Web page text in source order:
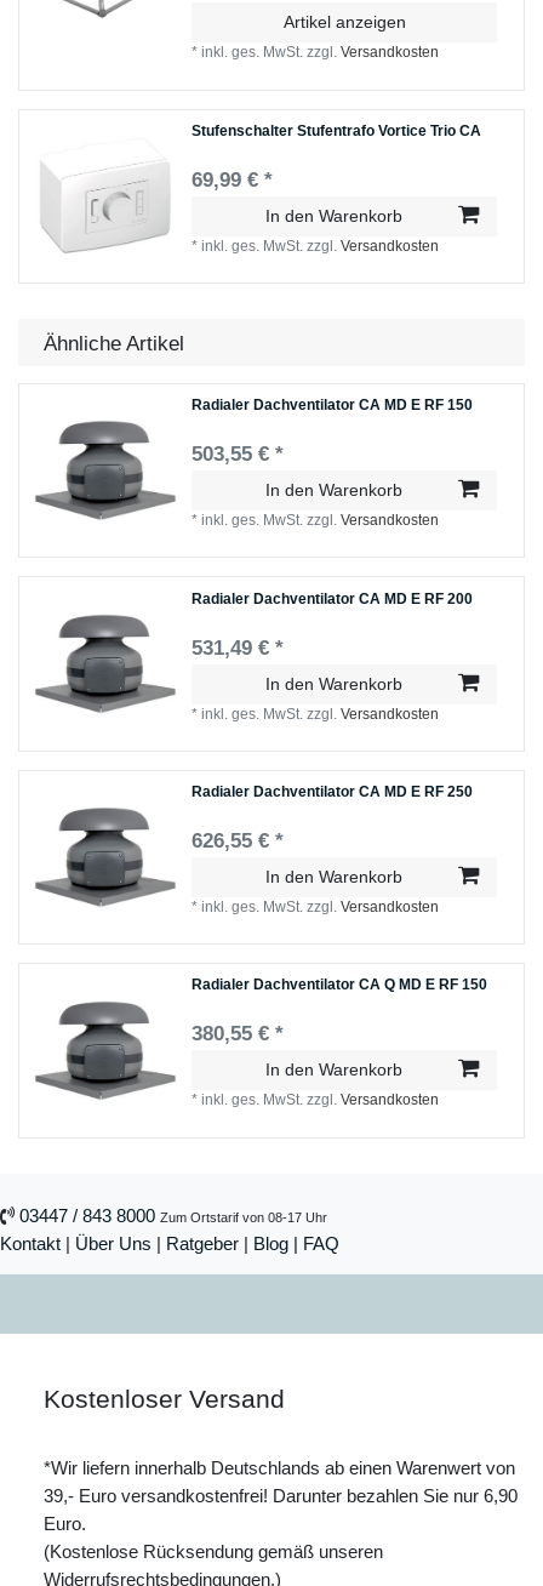
Artikel anzeigen
*inkl. ges. MwSt. zzgl.Versandkosten
Stufenschalter Stufentrafo Vortice Trio CA
69,99 € *
In den Warenkorb
*inkl. ges. MwSt. zzgl.Versandkosten
Ähnliche Artikel
Radialer Dachventilator CA MD E RF 150
503,55 € *
In den Warenkorb
*inkl. ges. MwSt. zzgl.Versandkosten
Radialer Dachventilator CA MD E RF 200
531,49 € *
In den Warenkorb
*inkl. ges. MwSt. zzgl.Versandkosten
Radialer Dachventilator CA MD E RF 250
626,55 € *
In den Warenkorb
*inkl. ges. MwSt. zzgl.Versandkosten
Radialer Dachventilator CA Q MD E RF 150
380,55 € *
In den Warenkorb
*inkl. ges. MwSt. zzgl.Versandkosten
03447 / 843 8000 Zum Ortstarif von 08-17 Uhr
Kontakt | Über Uns | Ratgeber | Blog | FAQ
Kostenloser Versand
*Wir liefern innerhalb Deutschlands ab einen Warenwert von
39,- Euro versandkostenfrei! Darunter bezahlen Sie nur 6,90
Euro.
(Kostenlose Rücksendung gemäß unseren
Widerrufsrechtsbedingungen.)